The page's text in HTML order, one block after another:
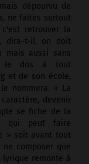
dépourvu de
ne faites surtout
retrouver la
dira-t-il, on doit
mais aussi sans
le dos à tout
et de son école,
nommera. « La
devenir
se fiche de la
qui peut faire
» soit avant tout
composer que
lyrique remonte à